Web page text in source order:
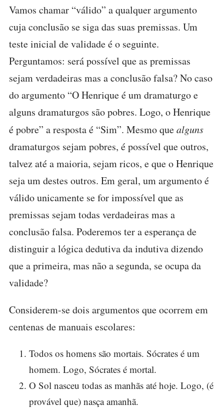
Vamos chamar “válido” a qualquer argumento
cuja conclusão se siga das suas premissas. Um
teste inicial de validade é o seguinte.
Perguntamos: será possível que as premissas
sejam verdadeiras mas a conclusão falsa? No caso
do argumento “O Henrique é um dramaturgo e
alguns dramaturgos são pobres. Logo, o Henrique
é pobre” a resposta é “Sim”. Mesmo quealguns
dramaturgos sejam pobres, é possível que outros,
talvez até a maioria, sejam ricos, e que o Henrique
seja um destes outros. Em geral, um argumento é
válido unicamente se for impossível que as
premissas sejam todas verdadeiras mas a
conclusão falsa. Poderemos ter a esperança de
distinguir a lógica dedutiva da indutiva dizendo
que a primeira, mas não a segunda, se ocupa da
validade?
Considerem-se dois argumentos que ocorrem em
centenas de manuais escolares:
Todos os homens são mortais. Sócrates é um
homem. Logo, Sócrates é mortal.
O Sol nasceu todas as manhãs até hoje. Logo, (é
provável que) nasça amanhã.